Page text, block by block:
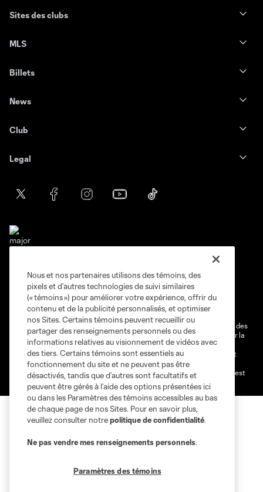
Sites des clubs
MLS
Billets
News
Club
Legal
Conditions d'utilisation
Politique de confidentialité
Ne vendez pas et ne partagez pas mes information personnelles.
Paramètres des témoins
@2026 MLS. Le nom et l'écusson Major League Soccer et MLS sont des
marques déposées de Major League Soccer, LLC (“MLS”) protégés par la
loi. Les noms et les logos des différentes équipes de MLS sont des
marques déposées ou des marques de droit commun de MLS ou sont
utilisées avec l’autorisation ou l'accord tacite préalable de leurs
propriétaires. Toute l’utilisation de leurs noms et logos non-autorisée est
par conséquent prohibée est interdite.
Nous et nos partenaires utilisons des témoins, des
pixels et d’autres technologies de suivi similaires
(« témoins ») pour améliorer votre expérience, offrir du
contenu et de la publicité personnalisés, et optimiser
nos Sites. Certains témoins peuvent recueillir ou
partager des renseignements personnels ou des
informations relatives au visionnement de vidéos avec
des tiers. Certains témoins sont essentiels au
fonctionnement du site et ne peuvent pas être
désactivés, tandis que d’autres sont facultatifs et
peuvent être gérés à l’aide des options présentées ici
ou dans les Paramètres des témoins accessibles au bas
de chaque page de nos Sites. Pour en savoir plus,
veuillez consulter notrepolitique de confidentialité.
Ne pas vendre mes renseignements personnels.
Paramètres des témoins